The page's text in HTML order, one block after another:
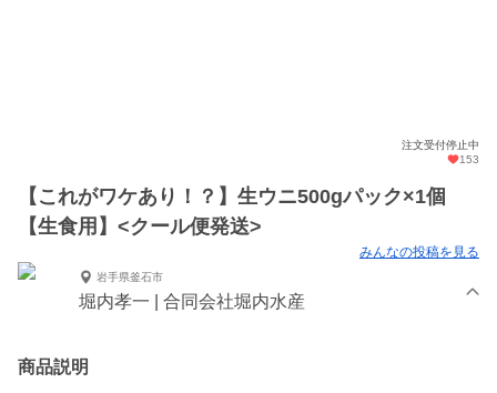
注文受付停止中
153
【これがワケあり！？】生ウニ500gパック×1個
【生食用】<クール便発送>
みんなの投稿を見る
岩手県釜石市
堀内孝一 | 合同会社堀内水産
商品説明